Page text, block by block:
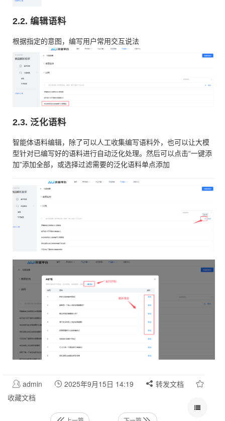
2.2. 编辑语料
根据指定的意图，编写用户常用交互说法
2.3. 泛化语料
智能体语料编辑，除了可以人工收集编写语料外，也可以让大模
型针对已编写好的语料进行自动泛化处理。然后可以点击“一键添
加”添加全部，或选择过滤需要的泛化语料单点添加
admin 2025年9月15日 14:19
转发文档
收藏文档